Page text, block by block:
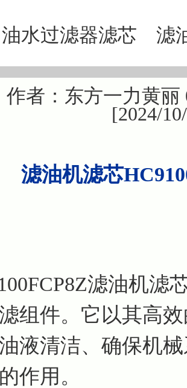
油水过滤器滤芯 滤
作者：东方一力黄丽
[2024/
滤油机滤芯
滤油机滤
组件。它以其高
液清洁、确保机
作用。